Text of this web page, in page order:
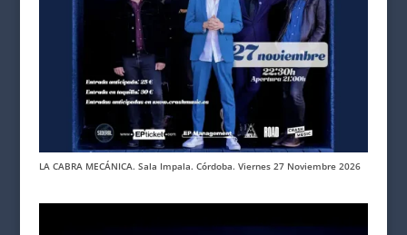
LA CABRA MECÁNICA. Sala Impala. Córdoba. Viernes 27 Noviembre 2026